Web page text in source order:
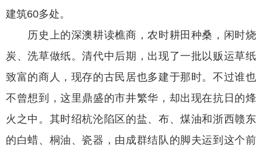
建筑60多处。
历史上的深澳耕读樵商，农时耕田种桑，闲时烧
炭、洗草做纸。清代中后期，出现了一批以贩运草纸
致富的商人，现存的古民居也多建于那时。不过谁也
不曾想到，这里鼎盛的市井繁华，却出现在抗日的烽
火之中。其时绍杭沦陷区的盐、布、煤油和浙西赣东
的白蜡、桐油、瓷器，由成群结队的脚夫运到这个前